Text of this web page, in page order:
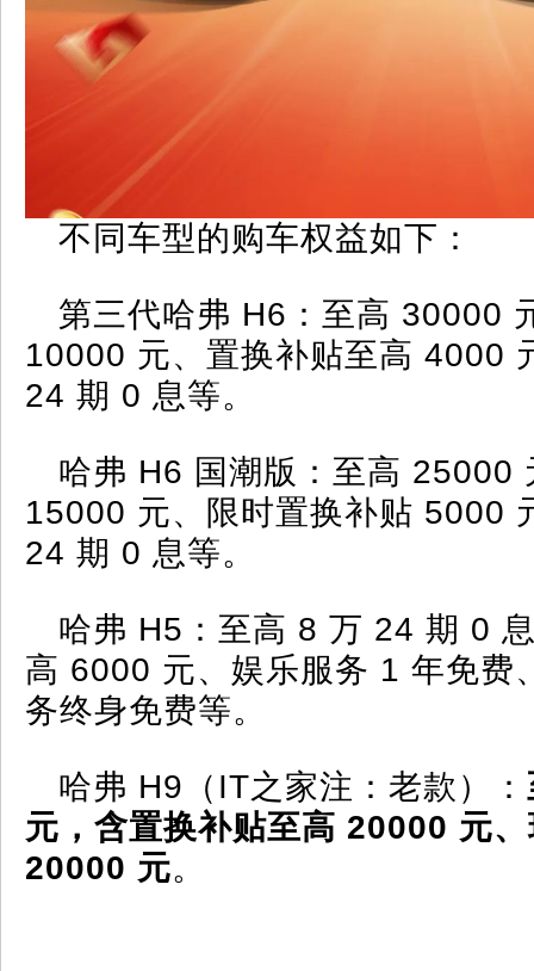
不同车型的购车权益如下：
第三代哈弗 H6：至高 30000
10000 元、置换补贴至高 4000
24 期 0 息等。
哈弗 H6 国潮版：至高 25000
15000 元、限时置换补贴 5000
24 期 0 息等。
哈弗 H5：至高 8 万 24 期 0
高 6000 元、娱乐服务 1 年免费
务终身免费等。
哈弗 H9（IT之家注：老款）：
元，含置换补贴至高 20000 元
20000 元。